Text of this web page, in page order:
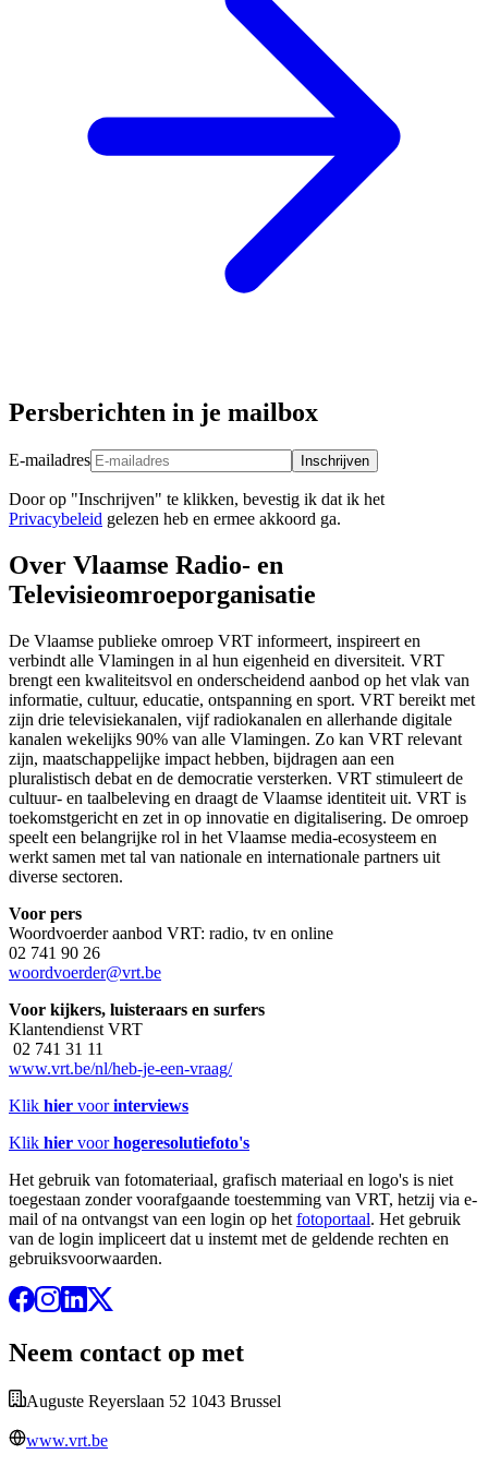
Persberichten in je mailbox
E-mailadres Inschrijven
Door op "Inschrijven" te klikken, bevestig ik dat ik het
Privacybeleid gelezen heb en ermee akkoord ga.
Over Vlaamse Radio- en
Televisieomroeporganisatie
De Vlaamse publieke omroep VRT informeert, inspireert en
verbindt alle Vlamingen in al hun eigenheid en diversiteit. VRT
brengt een kwaliteitsvol en onderscheidend aanbod op het vlak van
informatie, cultuur, educatie, ontspanning en sport. VRT bereikt met
zijn drie televisiekanalen, vijf radiokanalen en allerhande digitale
kanalen wekelijks 90% van alle Vlamingen. Zo kan VRT relevant
zijn, maatschappelijke impact hebben, bijdragen aan een
pluralistisch debat en de democratie versterken. VRT stimuleert de
cultuur- en taalbeleving en draagt de Vlaamse identiteit uit. VRT is
toekomstgericht en zet in op innovatie en digitalisering. De omroep
speelt een belangrijke rol in het Vlaamse media-ecosysteem en
werkt samen met tal van nationale en internationale partners uit
diverse sectoren.
Voor pers
Woordvoerder aanbod VRT: radio, tv en online
02 741 90 26
woordvoerder@vrt.be
Voor kijkers, luisteraars en surfers
Klantendienst VRT
02 741 31 11
www.vrt.be/nl/heb-je-een-vraag/
Klik hier voorinterviews
Klik hier voorhogeresolutiefoto's
Het gebruik van fotomateriaal, grafisch materiaal en logo's is niet
toegestaan zonder voorafgaande toestemming van VRT, hetzij via e-
mail of na ontvangst van een login op het fotoportaal. Het gebruik
van de login impliceert dat u instemt met de geldende rechten en
gebruiksvoorwaarden.
Neem contact op met
Auguste Reyerslaan 52 1043 Brussel
www.vrt.be